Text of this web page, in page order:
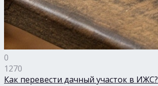
0
1270
Как перевести дачный участок в ИЖС?